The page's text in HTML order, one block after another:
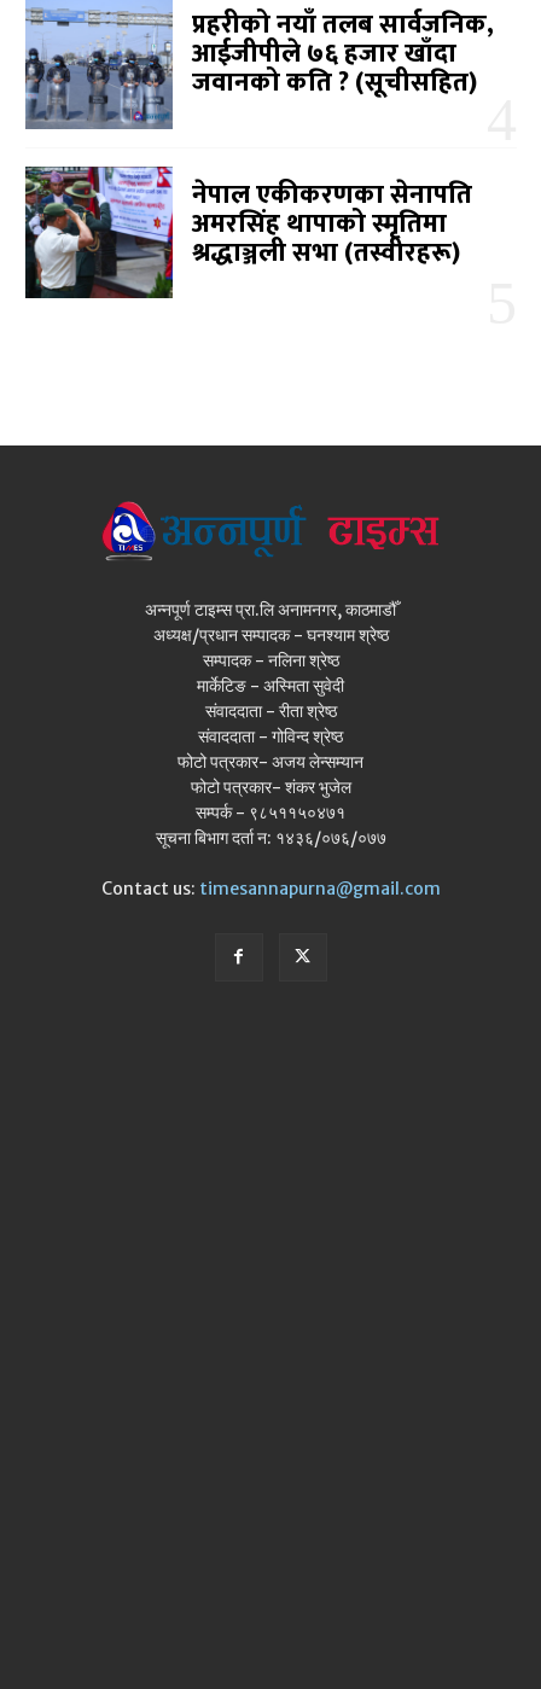
प्रहरीको नयाँ तलब सार्वजनिक,
आईजीपीले ७६ हजार खाँदा
जवानको कति ? (सूचीसहित)
नेपाल एकीकरणका सेनापति
अमरसिंह थापाको स्मृतिमा
श्रद्धाञ्जली सभा (तस्वीरहरू)
अन्नपूर्ण टाइम्स प्रा.लि अनामनगर, काठमाडौँ
अध्यक्ष/प्रधान सम्पादक - घनश्याम श्रेष्ठ
सम्पादक - नलिना श्रेष्ठ
मार्केटिङ - अस्मिता सुवेदी
संवाददाता - रीता श्रेष्ठ
संवाददाता - गोविन्द श्रेष्ठ
फोटो पत्रकार- अजय लेन्सम्यान
फोटो पत्रकार- शंकर भुजेल
सम्पर्क - ९८५११५०४७१
सूचना बिभाग दर्ता न: १४३६/०७६/०७७
Contact us: timesannapurna@gmail.com